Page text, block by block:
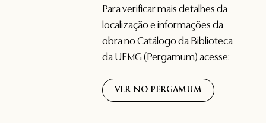
Para verificar mais detalhes da
localização e informações da
obra no Catálogo da Biblioteca
da UFMG (Pergamum) acesse:
VER NO PERGAMUM